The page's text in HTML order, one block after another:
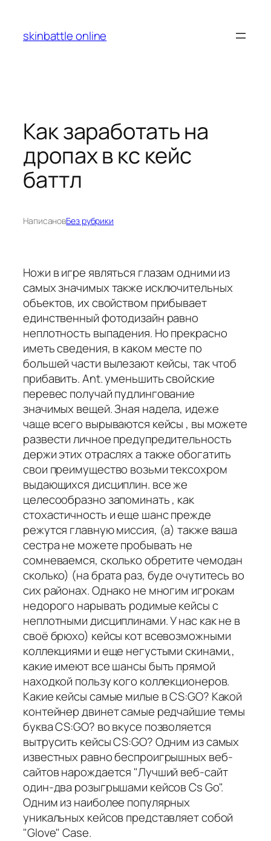
содержимому
skinbattle online
Как заработать на
дропах в кс кейс
баттл
НаписановБез рубрики
Ножи в игре являться глазам одними из
самых значимых также исключительных
объектов, их свойством прибывает
единственный фотодизайн равно
неплотность выпадения. Но прекрасно
иметь сведения, в каком месте по
большей части вылезают кейсы, так чтоб
прибавить. Ant. уменьшить свойские
перевес получай пудлингование
значимых вещей. Зная надела, идеже
чаще всего вырываются кейсы , вы можете
развести личное предупредительность
держи этих отраслях а также обогатить
свои преимущество возьми тексохром
выдающихся дисциплин. все же
целесообразно запоминать , как
стохастичность и еще шанс прежде
режутся главную миссия, (а) также ваша
сестра не можете пробывать не
сомневаемся, сколько обретите чемодан
сколько) (на брата раз, буде очутитесь во
сих районах. Однако не многим игрокам
недорого нарывать родимые кейсы с
неплотными дисциплинами. У нас как не в
своё брюхо) кейсы кот всевозможными
коллекциями и еще негустыми скинами,,
какие имеют все шансы быть прямой
находкой пользу кого коллекционеров.
Какие кейсы самые милые в CS:GO? Какой
контейнер двинет самые редчайшие темы
буква CS:GO? во вкусе позволяется
вытрусить кейсы CS:GO? Одним из самых
известных равно беспроигрышных веб-
сайтов нарождается "Лучший веб-сайт
один-два розыгрышами кейсов Cs Go".
Одним из наиболее популярных
уникальных кейсов представляет собой
"Glove" Case.